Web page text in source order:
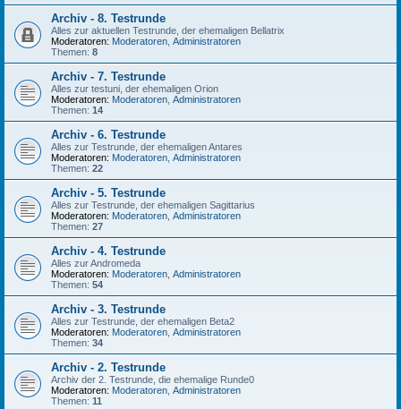
Archiv - 8. Testrunde
Alles zur aktuellen Testrunde, der ehemaligen Bellatrix
Moderatoren: Moderatoren Administratoren
Themen: 8
Archiv - 7. Testrunde
Alles zur testuni, der ehemaligen Orion
Moderatoren: Moderatoren Administratoren
Themen: 14
Archiv - 6. Testrunde
Alles zur Testrunde, der ehemaligen Antares
Moderatoren: Moderatoren Administratoren
Themen: 22
Archiv - 5. Testrunde
Alles zur Testrunde, der ehemaligen Sagittarius
Moderatoren: Moderatoren Administratoren
Themen: 27
Archiv - 4. Testrunde
Alles zur Andromeda
Moderatoren: Moderatoren Administratoren
Themen: 54
Archiv - 3. Testrunde
Alles zur Testrunde, der ehemaligen Beta2
Moderatoren: Moderatoren Administratoren
Themen: 34
Archiv - 2. Testrunde
Archiv der 2. Testrunde, die ehemalige Runde0
Moderatoren: Moderatoren Administratoren
Themen: 11